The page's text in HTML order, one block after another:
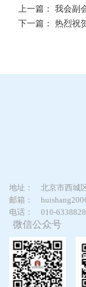
上一篇： 我会副会长单
下一篇： 热烈祝贺！我
地址：
北京市西城
邮箱：
电话：
010-
微信公众号